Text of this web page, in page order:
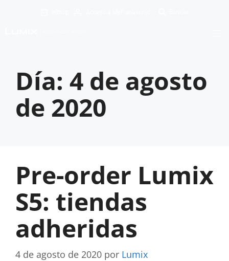
Día: 4 de agosto
de 2020
Pre-order Lumix
S5: tiendas
adheridas
4 de agosto de 2020 por Lumix